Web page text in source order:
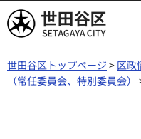
世田谷区
世田谷区トップページ > 区政
（常任委員会、特別委員会）